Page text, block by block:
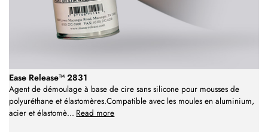
Ease Release™ 2831
Agent de démoulage à base de cire sans silicone pour mousses de
polyuréthane et élastomères.Compatible avec les moules en aluminium,
acier et élastomè... Read more